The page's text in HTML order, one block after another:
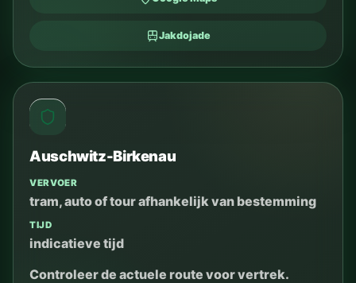
Jakdojade
Auschwitz-Birkenau
VERVOER
tram, auto of tour afhankelijk van bestemming
TIJD
indicatieve tijd
Controleer de actuele route voor vertrek.